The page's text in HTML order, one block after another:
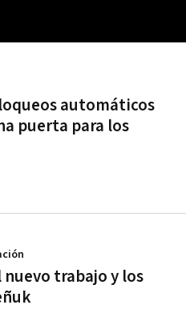
automáticos
puerta para los
nuevo trabajo y los